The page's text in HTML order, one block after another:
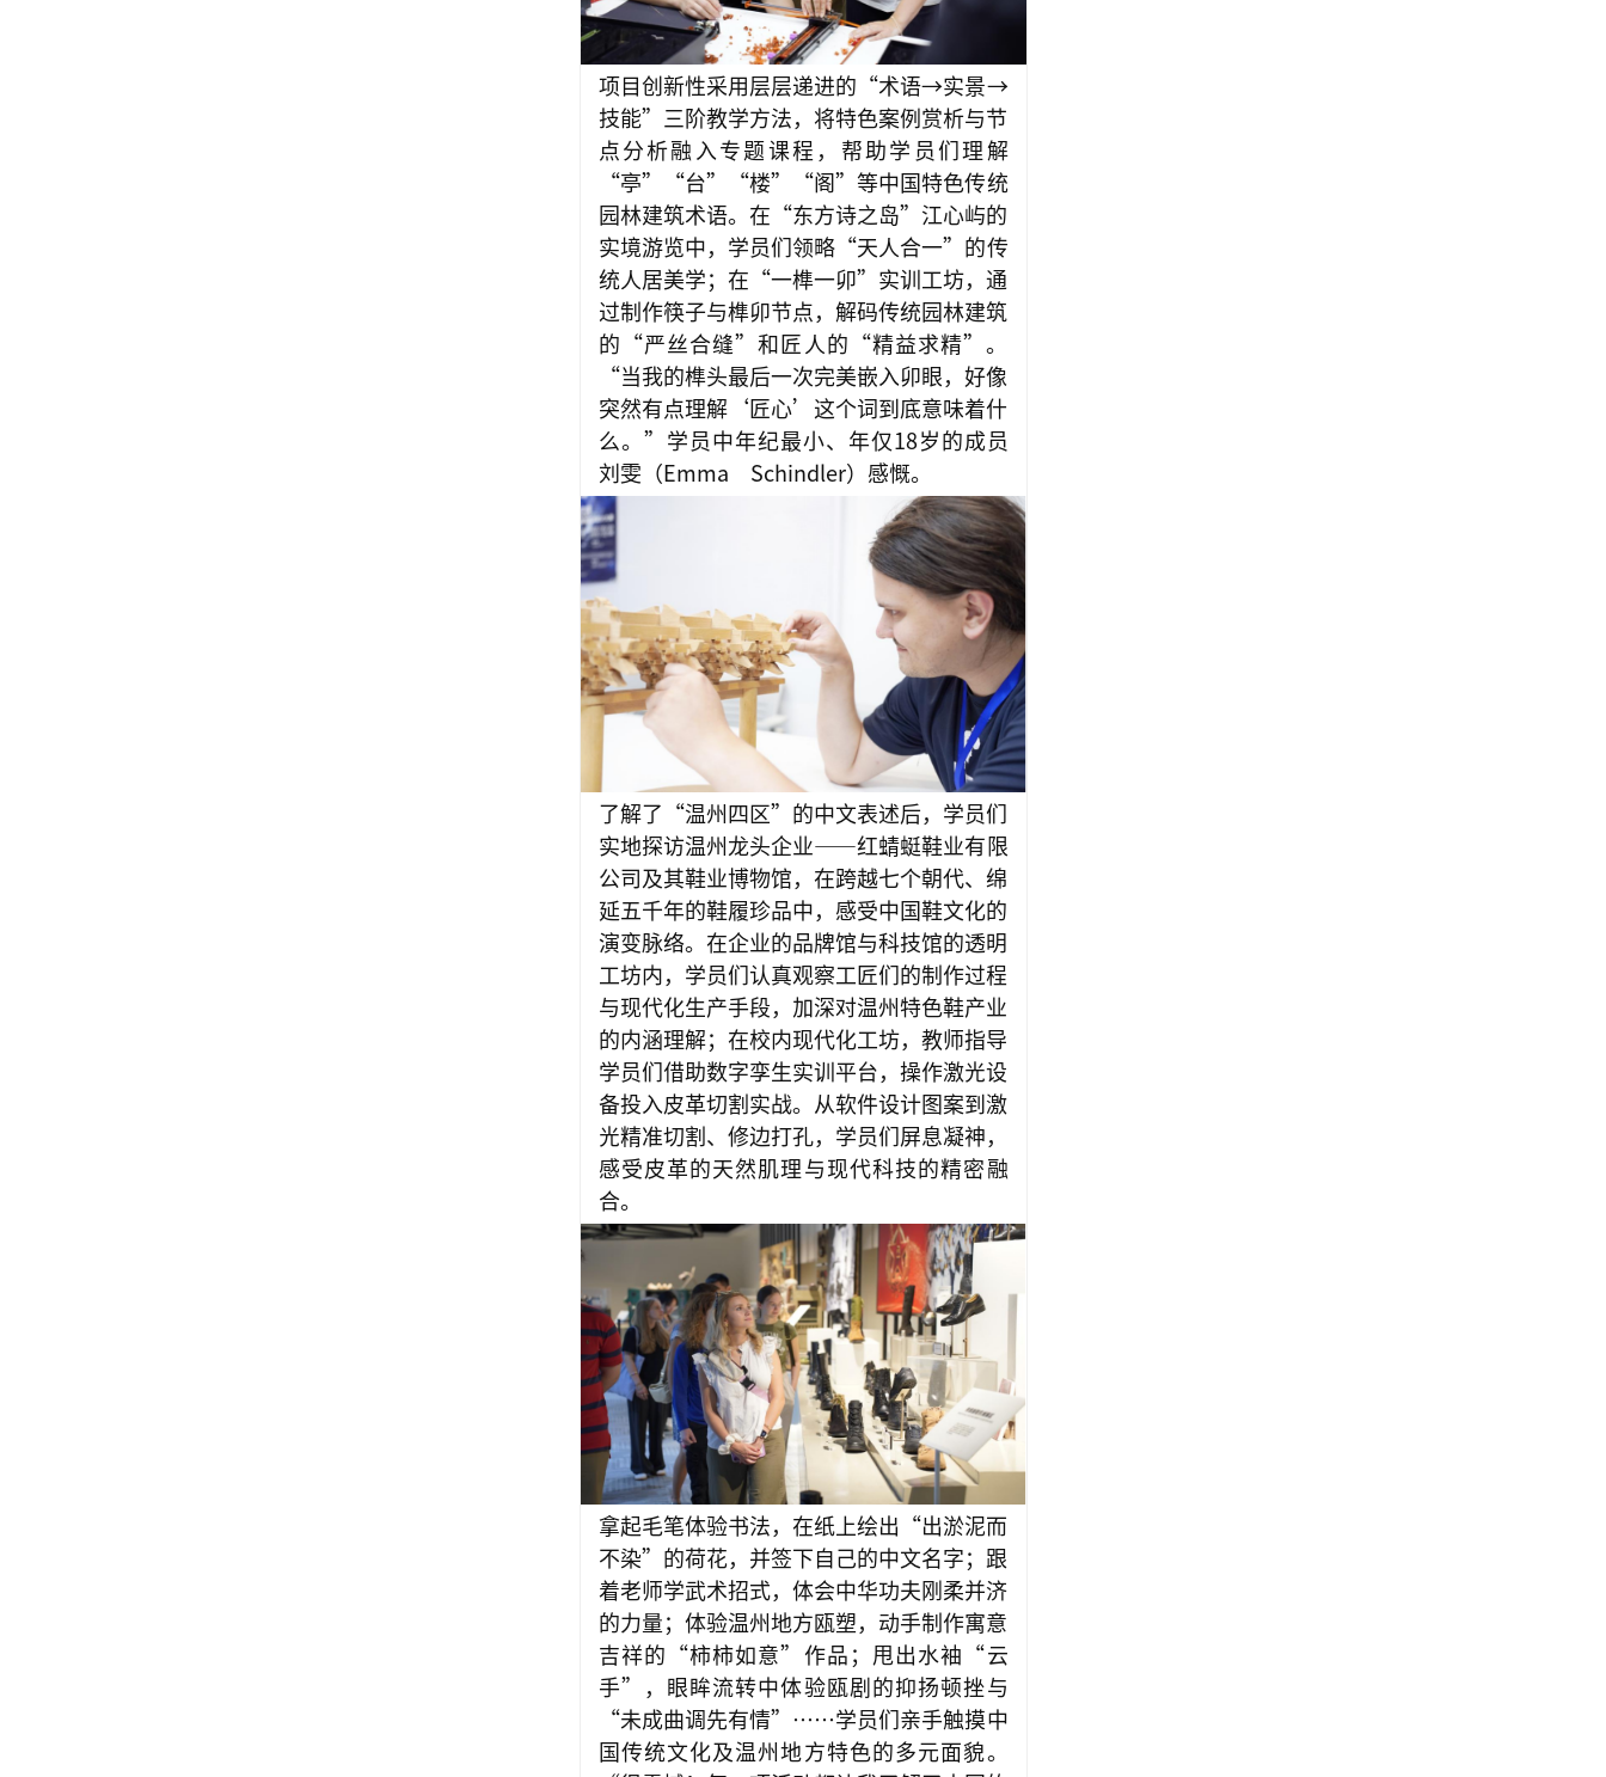
项目创新性采用层层递进的“术语→实景→
技能”三阶教学方法，将特色案例赏析与节
点分析融入专题课程，帮助学员们理解
“亭”“台”“楼”“阁”等中国特色传统
园林建筑术语。在“东方诗之岛”江心屿的
实境游览中，学员们领略“天人合一”的传
统人居美学；在“一榫一卯”实训工坊，通
过制作筷子与榫卯节点，解码传统园林建筑
的“严丝合缝”和匠人的“精益求精”。
“当我的榫头最后一次完美嵌入卯眼，好像
突然有点理解‘匠心’这个词到底意味着什
么。”学员中年纪最小、年仅18岁的成员
刘雯（Emma Schindler）感慨。
了解了“温州四区”的中文表述后，学员们
实地探访温州龙头企业——红蜻蜓鞋业有限
公司及其鞋业博物馆，在跨越七个朝代、绵
延五千年的鞋履珍品中，感受中国鞋文化的
演变脉络。在企业的品牌馆与科技馆的透明
工坊内，学员们认真观察工匠们的制作过程
与现代化生产手段，加深对温州特色鞋产业
的内涵理解；在校内现代化工坊，教师指导
学员们借助数字孪生实训平台，操作激光设
备投入皮革切割实战。从软件设计图案到激
光精准切割、修边打孔，学员们屏息凝神，
感受皮革的天然肌理与现代科技的精密融
合。
拿起毛笔体验书法，在纸上绘出“出淤泥而
不染”的荷花，并签下自己的中文名字；跟
着老师学武术招式，体会中华功夫刚柔并济
的力量；体验温州地方瓯塑，动手制作寓意
吉祥的“柿柿如意”作品；甩出水袖“云
手”，眼眸流转中体验瓯剧的抑扬顿挫与
“未成曲调先有情”……学员们亲手触摸中
国传统文化及温州地方特色的多元面貌。